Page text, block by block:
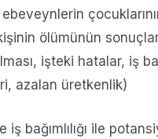
ölümünün
işteki hatalar, iş
azalan üretkenlik)
bağımlılığı ile